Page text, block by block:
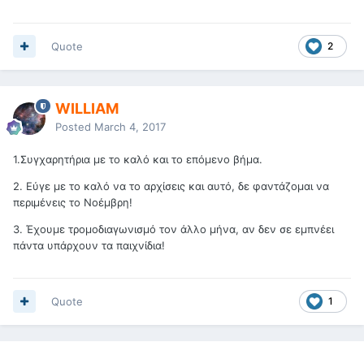
2
Quote
WILLIAM
Posted March 4, 2017
1.Συγχαρητήρια με το καλό και το επόμενο βήμα.
2. Εύγε με το καλό να το αρχίσεις και αυτό, δε φαντάζομαι να
περιμένεις το Νοέμβρη!
3. Έχουμε τρομοδιαγωνισμό τον άλλο μήνα, αν δεν σε εμπνέει
πάντα υπάρχουν τα παιχνίδια!
1
Quote